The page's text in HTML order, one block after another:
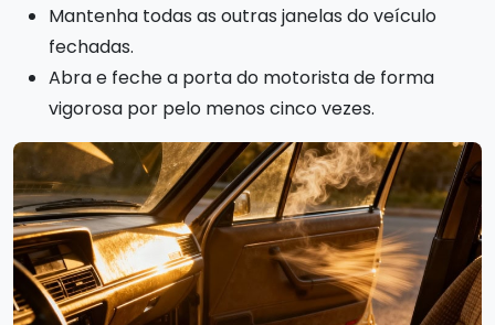
Mantenha todas as outras janelas do veículo
fechadas.
Abra e feche a porta do motorista de forma
vigorosa por pelo menos cinco vezes.